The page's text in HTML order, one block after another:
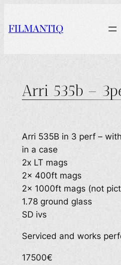
au
contenu
FILMANTIQ
Arri 535b –
Arri 535B in 3 perf –
in a case
2x LT mags
2x 400ft mags
2x 1000ft mags (not
1.78 ground glass
SD ivs
Serviced and works
17500€